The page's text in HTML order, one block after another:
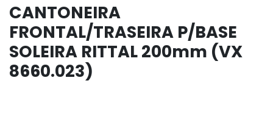
CANTONEIRA
FRONTAL/TRASEIRA P/BASE
SOLEIRA RITTAL 200mm (VX
8660.023)